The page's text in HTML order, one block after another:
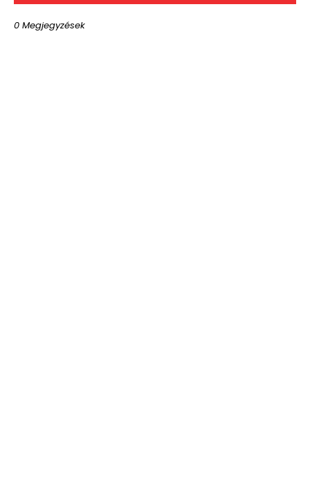
0 Megjegyzések